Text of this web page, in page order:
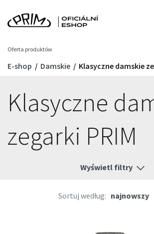
Oferta produktów
E-shop Damskie Klasyczne damskie
Klasyczne
zegarki PRIM
Wyświetl filtry
Sortuj według: